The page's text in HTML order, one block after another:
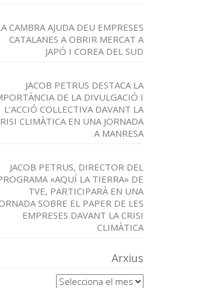
CAMBRA AJUDA DEU EMPRESES
CATALANES A OBRIR MERCAT A
JAPÓ I COREA DEL SUD
JACOB PETRUS DESTACA LA
DE LA DIVULGACIÓ I
L’ACCIÓ COL·LECTIVA DAVANT LA
CLIMÀTICA EN UNA JORNADA
A MANRESA
JACOB PETRUS, DIRECTOR DEL
«AQUÍ LA TIERRA» DE
TVE, PARTICIPARÀ EN UNA
SOBRE EL PAPER DE LES
EMPRESES DAVANT LA CRISI
CLIMÀTICA
Arxius
Arxius